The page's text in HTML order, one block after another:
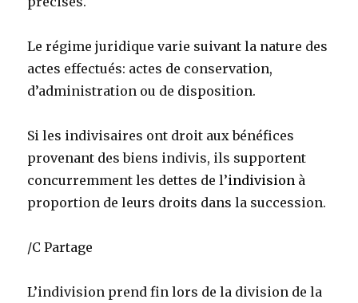
Le régime juridique varie suivant la nature des
actes effectués: actes de conservation,
d’administration ou de disposition.
Si les indivisaires ont droit aux bénéfices
provenant des biens indivis, ils supportent
concurremment les dettes de l’indivision à
proportion de leurs droits dans la succession.
/C Partage
L’indivision prend fin lors de la division de la